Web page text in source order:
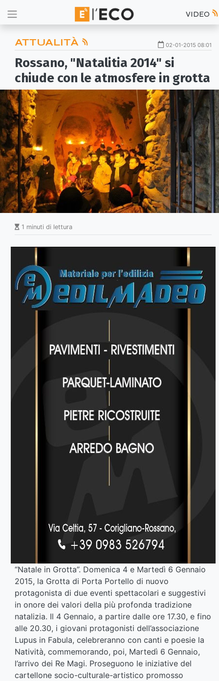
VIDEO
ATTUALITÀ 02-01-2015 08:01
Rossano, "Natalitia 2014" si
chiude con le atmosfere in grotta
1 minuti di lettura
“Natale in Grotta”. Domenica 4 e Martedì 6 Gennaio
2015, la Grotta di Porta Portello di nuovo
protagonista di due eventi spettacolari e suggestivi
in onore dei valori della più profonda tradizione
natalizia. Il 4 Gennaio, a partire dalle ore 17.30, e fino
alle 20.30, i giovani protagonisti dell’associazione
Lupus in Fabula, celebreranno con canti e poesie la
Natività, commemorando, poi, Martedì 6 Gennaio,
l’arrivo dei Re Magi. Proseguono le iniziative del
cartellone socio-culturale-artistico promosso